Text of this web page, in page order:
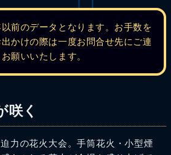
前のデータとなります。お手数を
かけの際は一度お問合せ先にご連
願いいたします。
咲く
力の花火大会。手筒花火・小型煙